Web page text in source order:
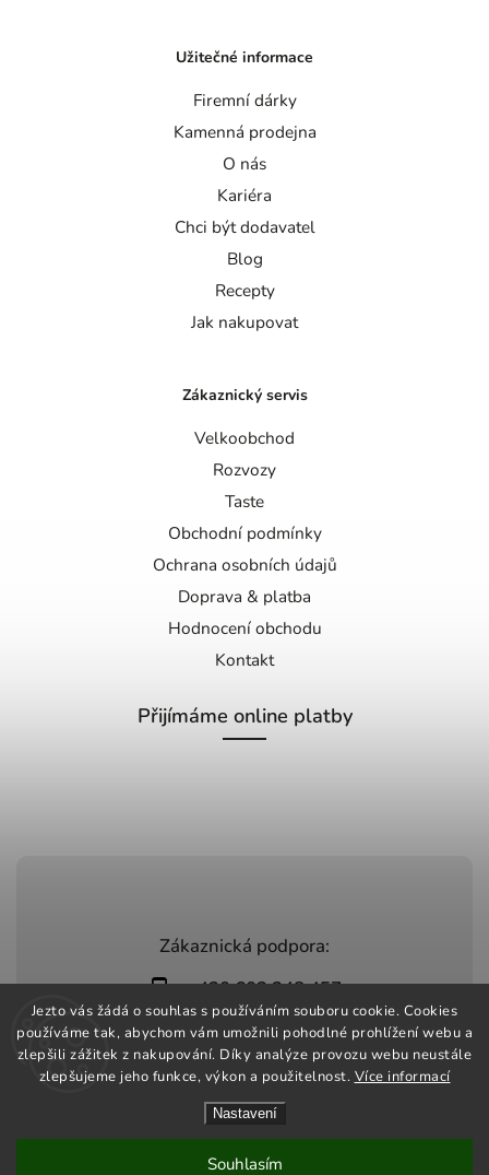
Jezto vás žádá o souhlas s používáním souboru cookie. Cookies
používáme tak, abychom vám umožnili pohodlné prohlížení webu a
zlepšili zážitek z nakupování. Díky analýze provozu webu neustále
zlepšujeme jeho funkce, výkon a použitelnost. Více informací
Nastavení
Souhlasím
Zákaznická podpora:
+420 603 248 457
info@jeztomarket.cz
Užitečné informace
Firemní dárky
Kamenná prodejna
O nás
Kariéra
Chci být dodavatel
Blog
Recepty
Jak nakupovat
Zákaznický servis
Velkoobchod
Rozvozy
Taste
Obchodní podmínky
Ochrana osobních údajů
Doprava & platba
Hodnocení obchodu
Kontakt
Přijímáme online platby
Shoptet | Design